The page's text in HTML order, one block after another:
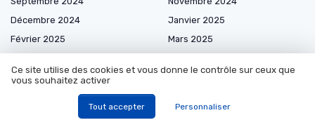
Décembre 2024
Janvier 2025
Février 2025
Mars 2025
Juin 2025
Ce site utilise des cookies et vous donne le contrôle sur ceux que
vous souhaitez activer
Tout accepter Personnaliser